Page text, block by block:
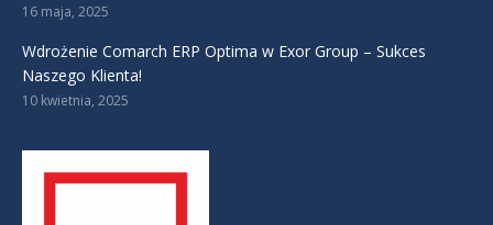
16 maja, 2025
Wdrożenie Comarch ERP Optima w Exor Group – Sukces
Naszego Klienta!
10 kwietnia, 2025